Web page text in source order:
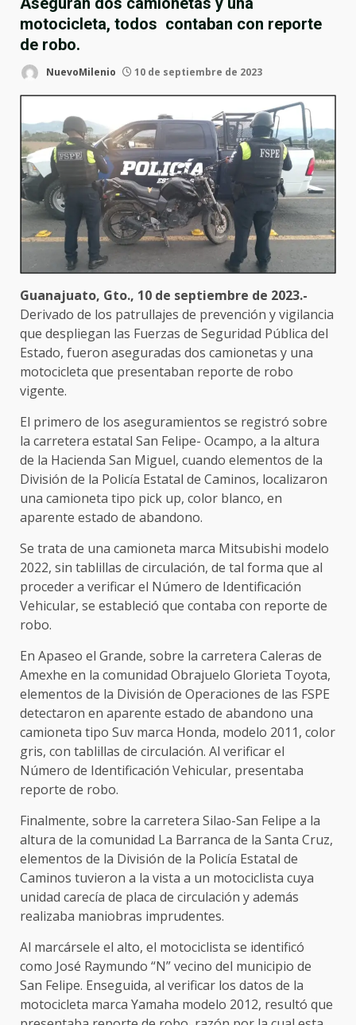
motocicleta, todos contaban con reporte
de robo.
NuevoMilenio 10 de septiembre de 2023
Guanajuato, Gto., 10 de septiembre de 2023.-
Derivado de los patrullajes de prevención y vigilancia
que despliegan las Fuerzas de Seguridad Pública del
Estado, fueron aseguradas dos camionetas y una
motocicleta que presentaban reporte de robo
vigente.
El primero de los aseguramientos se registró sobre
la carretera estatal San Felipe- Ocampo, a la altura
de la Hacienda San Miguel, cuando elementos de la
División de la Policía Estatal de Caminos, localizaron
una camioneta tipo pick up, color blanco, en
aparente estado de abandono.
Se trata de una camioneta marca Mitsubishi modelo
2022, sin tablillas de circulación, de tal forma que al
proceder a verificar el Número de Identificación
Vehicular, se estableció que contaba con reporte de
robo.
En Apaseo el Grande, sobre la carretera Caleras de
Amexhe en la comunidad Obrajuelo Glorieta Toyota,
elementos de la División de Operaciones de las FSPE
detectaron en aparente estado de abandono una
camioneta tipo Suv marca Honda, modelo 2011, color
gris, con tablillas de circulación. Al verificar el
Número de Identificación Vehicular, presentaba
reporte de robo.
Finalmente, sobre la carretera Silao-San Felipe a la
altura de la comunidad La Barranca de la Santa Cruz,
elementos de la División de la Policía Estatal de
Caminos tuvieron a la vista a un motociclista cuya
unidad carecía de placa de circulación y además
realizaba maniobras imprudentes.
Al marcársele el alto, el motociclista se identificó
como José Raymundo “N” vecino del municipio de
San Felipe. Enseguida, al verificar los datos de la
motocicleta marca Yamaha modelo 2012, resultó que